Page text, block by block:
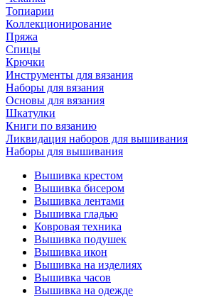
Топиарии
Коллекционирование
Пряжа
Спицы
Крючки
Инструменты для вязания
Наборы для вязания
Основы для вязания
Шкатулки
Книги по вязанию
Ликвидация наборов для вышивания
Наборы для вышивания
Вышивка крестом
Вышивка бисером
Вышивка лентами
Вышивка гладью
Ковровая техника
Вышивка подушек
Вышивка икон
Вышивка на изделиях
Вышивка часов
Вышивка на одежде